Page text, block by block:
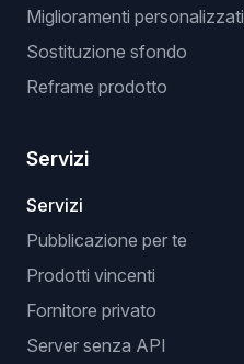
Miglioramenti personalizzati
Sostituzione sfondo
Reframe prodotto
Servizi
Servizi
Pubblicazione per te
Prodotti vincenti
Fornitore privato
Server senza API